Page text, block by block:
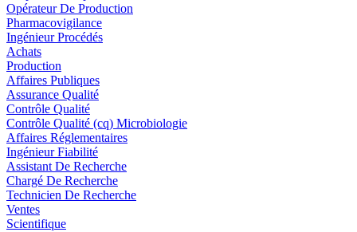
Opérateur De Production
Pharmacovigilance
Ingénieur Procédés
Achats
Production
Affaires Publiques
Assurance Qualité
Contrôle Qualité
Contrôle Qualité (cq) Microbiologie
Affaires Réglementaires
Ingénieur Fiabilité
Assistant De Recherche
Chargé De Recherche
Technicien De Recherche
Ventes
Scientifique